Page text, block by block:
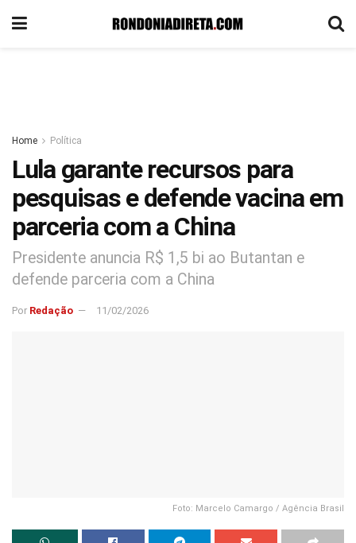
Home Política
Lula garante recursos para
pesquisas e defende vacina em
parceria com a China
Presidente anuncia R$ 1,5 bi ao Butantan e
defende parceria com a China
Por Redação 11/02/2026
Foto: Marcelo Camargo / Agência Brasil